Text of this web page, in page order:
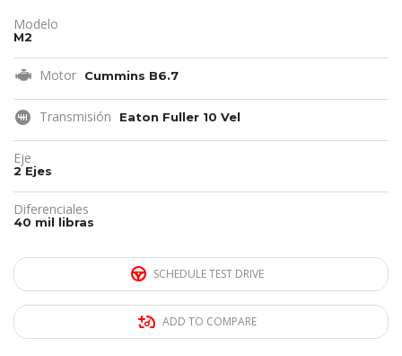
Modelo
M2
Motor Cummins B6.7
Transmisión Eaton Fuller 10 Vel
Eje
2 Ejes
Diferenciales
40 mil libras
SCHEDULE TEST DRIVE
ADD TO COMPARE